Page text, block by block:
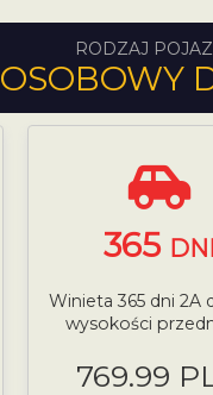
RODZAJ
OSOBOWY
365 DNI
Winieta 365 dni 2A
wysokości
769.99